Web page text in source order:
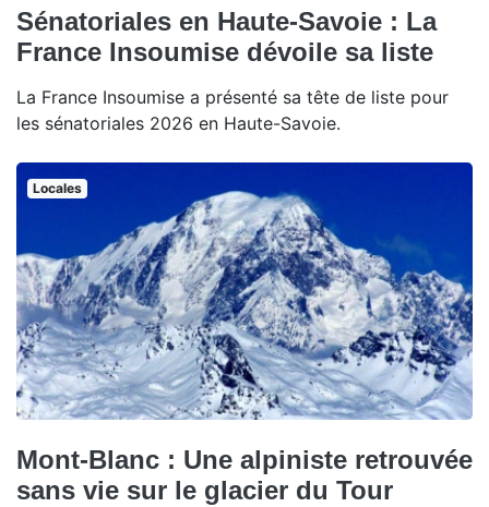
Sénatoriales en Haute-Savoie : La
France Insoumise dévoile sa liste
La France Insoumise a présenté sa tête de liste pour
les sénatoriales 2026 en Haute-Savoie.
Locales
Mont-Blanc : Une alpiniste retrouvée
sans vie sur le glacier du Tour